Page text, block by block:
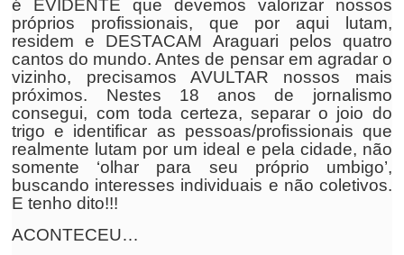
é EVIDENTE que devemos valorizar nossos
próprios profissionais, que por aqui lutam,
residem e DESTACAM Araguari pelos quatro
cantos do mundo. Antes de pensar em agradar o
vizinho, precisamos AVULTAR nossos mais
próximos. Nestes 18 anos de jornalismo
consegui, com toda certeza, separar o joio do
trigo e identificar as pessoas/profissionais que
realmente lutam por um ideal e pela cidade, não
somente ‘olhar para seu próprio umbigo’,
buscando interesses individuais e não coletivos.
E tenho dito!!!
ACONTECEU…